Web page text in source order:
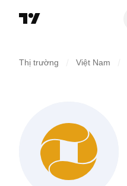
Thị trường Việt Nam